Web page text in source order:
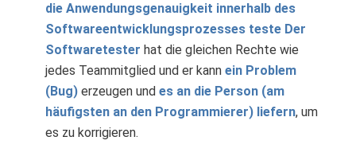
die Anwendungsgenauigkeit innerhalb des
Softwareentwicklungsprozesses teste Der
Softwaretester hat die gleichen Rechte wie
jedes Teammitglied und er kann ein Problem
(Bug)erzeugen und es an die Person (am
häufigsten an den Programmierer) liefern, um
es zu korrigieren.